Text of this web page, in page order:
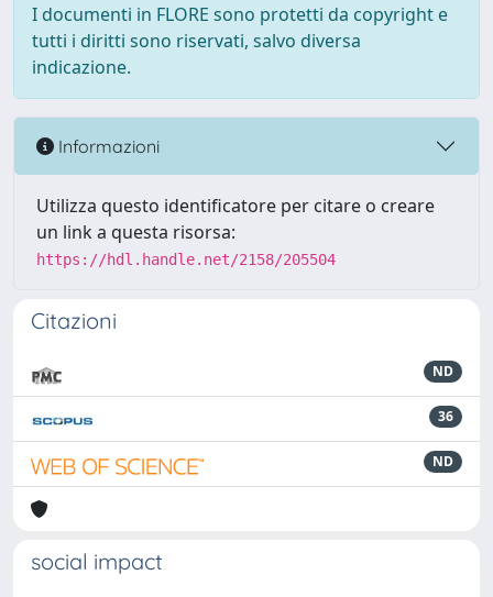
I documenti in FLORE sono protetti da copyright e
tutti i diritti sono riservati, salvo diversa
indicazione.
Informazioni
Utilizza questo identificatore per citare o creare
un link a questa risorsa:
https://hdl.handle.net/2158/205504
Citazioni
ND
36
ND
social impact